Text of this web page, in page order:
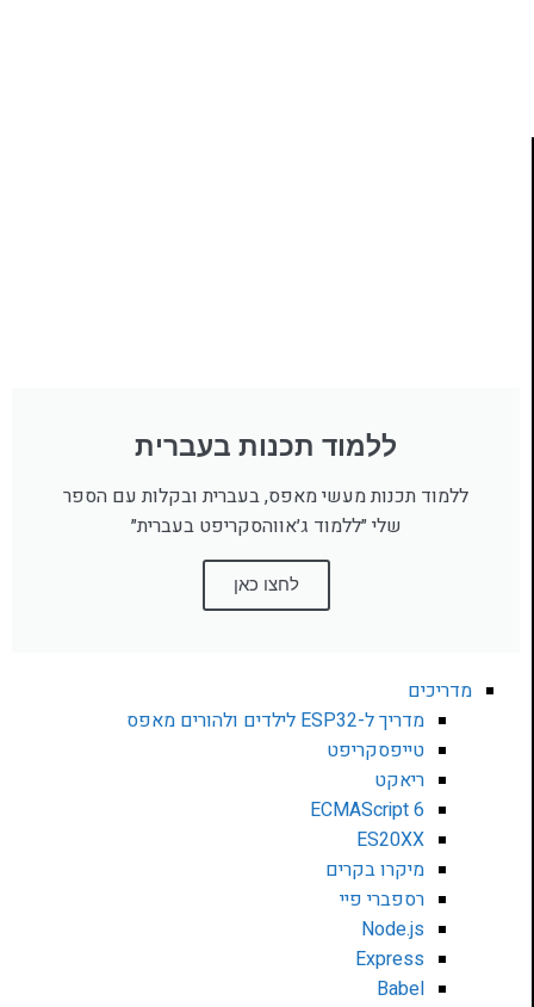
ללמוד תכנות בעברית
ללמוד תכנות מעשי מאפס, בעברית ובקלות עם הספר
שלי ״ללמוד ג׳אווהסקריפט בעברית״
לחצו כאן
מדריכים
מדריך ל-ESP32 לילדים ולהורים מאפס
טייפסקריפט
ריאקט
ECMAScript 6
ES20XX
מיקרו בקרים
רספברי פיי
Node.js
Express
Babel